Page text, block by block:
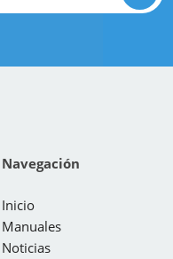
Navegación
Inicio
Manuales
Noticias